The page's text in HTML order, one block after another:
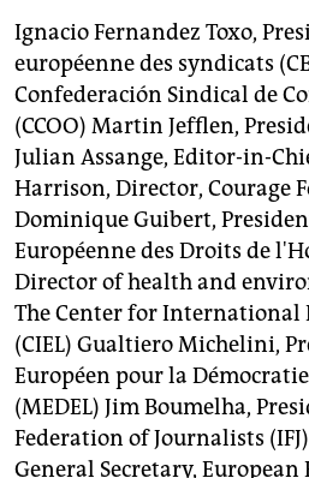
Ignacio Fernandez Toxo,
européenne des syndicats
Confederación Sindical de
(CCOO) Martin Jefflen,
Julian Assange, Editor-in-
Harrison, Director, Courage
Dominique Guibert,
Européenne des Droits de
Director of health and
The Center for International
(CIEL) Gualtiero Michelini,
Européen pour la
(MEDEL) Jim Boumelha,
Federation of Journalists
General Secretary,